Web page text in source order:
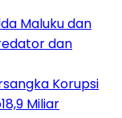
Maluku dan
dan
Korupsi
Miliar